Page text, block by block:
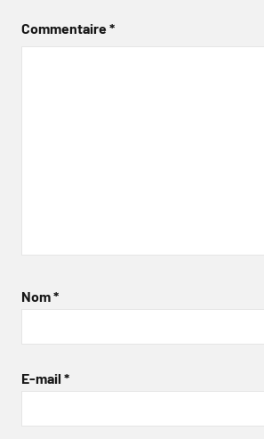
Commentaire*
Nom*
E-mail *